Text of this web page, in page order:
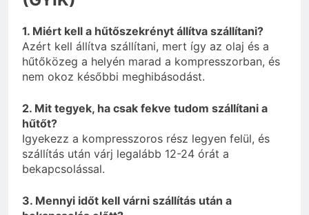
1. Miért kell a hűtőszekrényt állítva szállítani?
Azért kell állítva szállítani, mert így az olaj és a
hűtőközeg a helyén marad a kompresszorban, és
nem okoz későbbi meghibásodást.
2. Mit tegyek, ha csak fekve tudom szállítani a
hűtőt?
Igyekezz a kompresszoros rész legyen felül, és
szállítás után várj legalább 12-24 órát a
bekapcsolással.
3. Mennyi időt kell várni szállítás után a